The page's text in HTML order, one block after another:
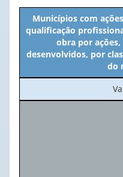
Municípios com
qualificação
obra por
desenvolvidos, por
do
No